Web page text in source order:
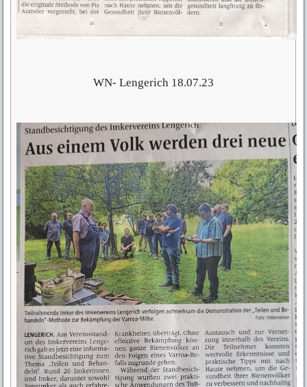
WN- Lengerich 18.07.23